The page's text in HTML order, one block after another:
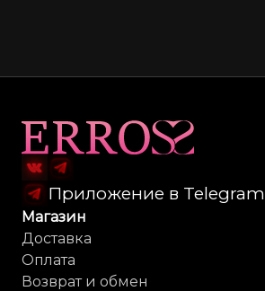
Приложение в Telegram
Магазин
Доставка
Оплата
Возврат и обмен
Карта сайта